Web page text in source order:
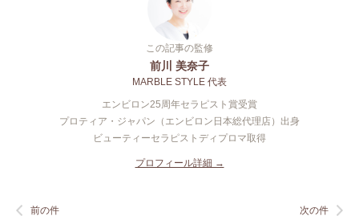
この記事の監修
前川 美奈子
MARBLE STYLE 代表
エンビロン25周年セラピスト賞受賞
プロティア・ジャパン（エンビロン日本総代理店）出身
ビューティーセラピストディプロマ取得
プロフィール詳細 →
前の件 次の件